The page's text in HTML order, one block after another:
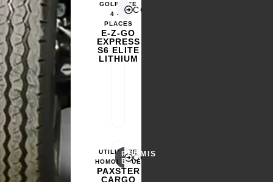
GOLFETTE
4 - 6
PLACES
E-Z-GO
EXPRESS
S6 ELITE
LITHIUM
CONFIGURER
PERMIS
B
UTILITAIRE
HOMOLOGUÉ
PAXSTER
CARGO
CONFIGURER